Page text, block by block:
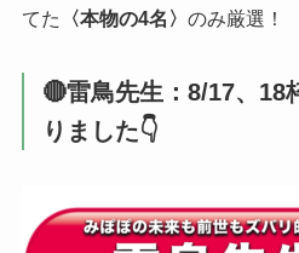
てた
〈本物の4名〉 のみ厳選！
🔴雷鳥先生：8/17、18
りました👇️